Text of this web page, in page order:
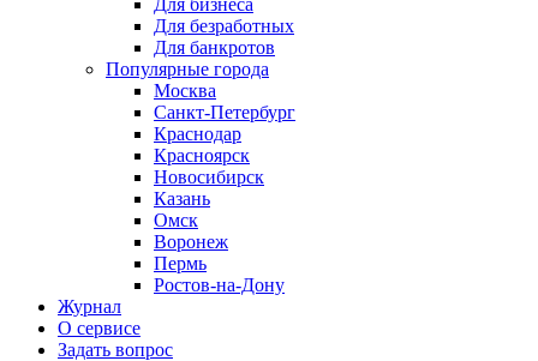
Для бизнеса
Для безработных
Для банкротов
Популярные города
Москва
Санкт-Петербург
Краснодар
Красноярск
Новосибирск
Казань
Омск
Воронеж
Пермь
Ростов-на-Дону
Журнал
О сервисе
Задать вопрос